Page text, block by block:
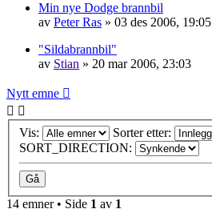
Min nye Dodge brannbil
av Peter Ras » 03 des 2006, 19:05
"Sildabrannbil"
av Stian » 20 mar 2006, 23:03
Nytt emne
Vis:
Sorter etter:
SORT_DIRECTION:
14 emner • Side 1 av 1